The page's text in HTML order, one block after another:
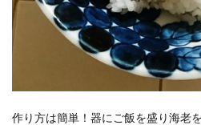
作り方は簡単！器にご飯を盛り海老